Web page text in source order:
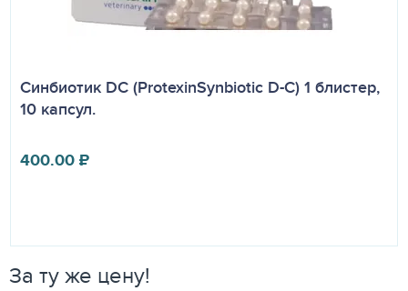
Синбиотик DC (ProtexinSynbiotic D-C) 1 блистер,
10 капсул.
400.00₽
За ту же цену!